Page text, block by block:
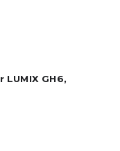
GH6,